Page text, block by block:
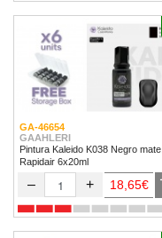
GA-46654
GAAHLERI
Pintura Kaleido K038 Negro mate.
Rapidair 6x20ml
– + 18,65€